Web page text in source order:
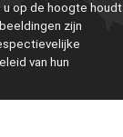
u op de hoogte houdt
zijn
van hun